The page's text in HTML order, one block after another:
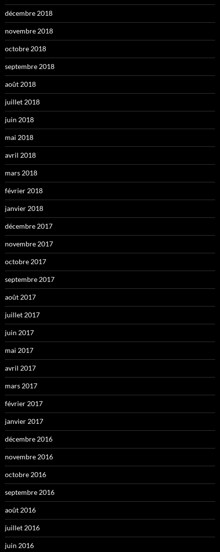
décembre 2018
novembre 2018
octobre 2018
septembre 2018
août 2018
juillet 2018
juin 2018
mai 2018
avril 2018
mars 2018
février 2018
janvier 2018
décembre 2017
novembre 2017
octobre 2017
septembre 2017
août 2017
juillet 2017
juin 2017
mai 2017
avril 2017
mars 2017
février 2017
janvier 2017
décembre 2016
novembre 2016
octobre 2016
septembre 2016
août 2016
juillet 2016
juin 2016